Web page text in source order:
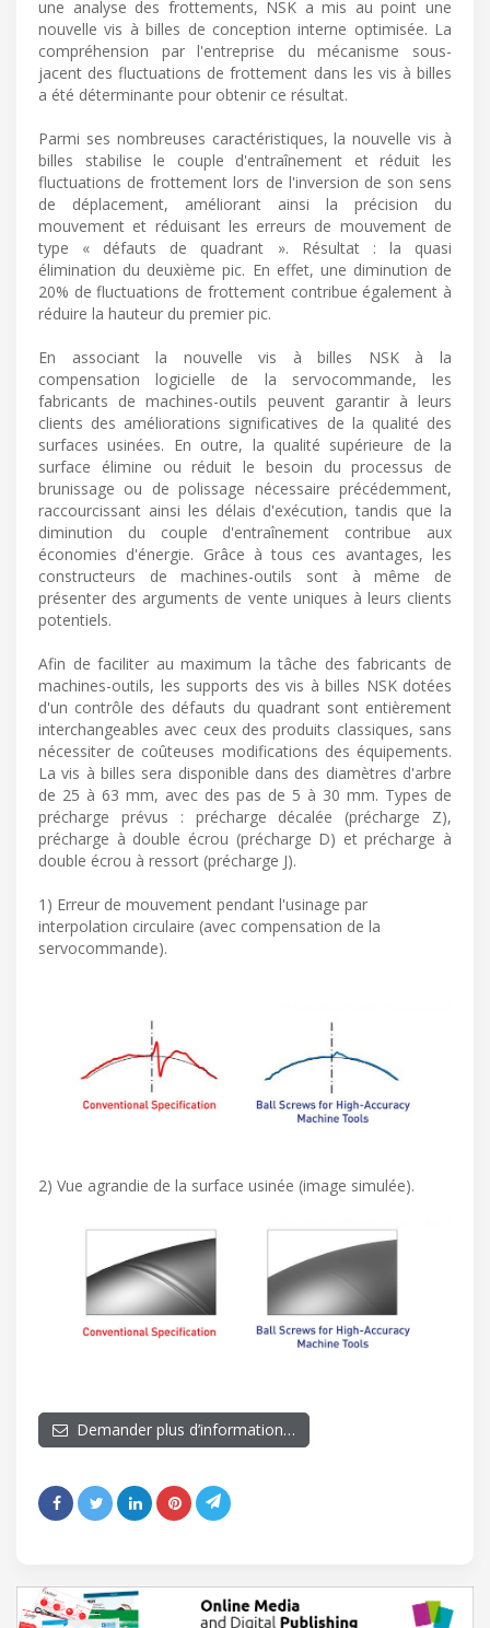
une analyse des frottements, NSK a mis au point une
nouvelle vis à billes de conception interne optimisée. La
compréhension par l'entreprise du mécanisme sous-
jacent des fluctuations de frottement dans les vis à billes
a été déterminante pour obtenir ce résultat.
Parmi ses nombreuses caractéristiques, la nouvelle vis à
billes stabilise le couple d'entraînement et réduit les
fluctuations de frottement lors de l'inversion de son sens
de déplacement, améliorant ainsi la précision du
mouvement et réduisant les erreurs de mouvement de
type « défauts de quadrant ». Résultat : la quasi
élimination du deuxième pic. En effet, une diminution de
20% de fluctuations de frottement contribue également à
réduire la hauteur du premier pic.
En associant la nouvelle vis à billes NSK à la
compensation logicielle de la servocommande, les
fabricants de machines-outils peuvent garantir à leurs
clients des améliorations significatives de la qualité des
surfaces usinées. En outre, la qualité supérieure de la
surface élimine ou réduit le besoin du processus de
brunissage ou de polissage nécessaire précédemment,
raccourcissant ainsi les délais d'exécution, tandis que la
diminution du couple d'entraînement contribue aux
économies d'énergie. Grâce à tous ces avantages, les
constructeurs de machines-outils sont à même de
présenter des arguments de vente uniques à leurs clients
potentiels.
Afin de faciliter au maximum la tâche des fabricants de
machines-outils, les supports des vis à billes NSK dotées
d'un contrôle des défauts du quadrant sont entièrement
interchangeables avec ceux des produits classiques, sans
nécessiter de coûteuses modifications des équipements.
La vis à billes sera disponible dans des diamètres d'arbre
de 25 à 63 mm, avec des pas de 5 à 30 mm. Types de
précharge prévus : précharge décalée (précharge Z),
précharge à double écrou (précharge D) et précharge à
double écrou à ressort (précharge J).
1) Erreur de mouvement pendant l'usinage par
interpolation circulaire (avec compensation de la
servocommande).
2) Vue agrandie de la surface usinée (image simulée).
Demander plus d’information…